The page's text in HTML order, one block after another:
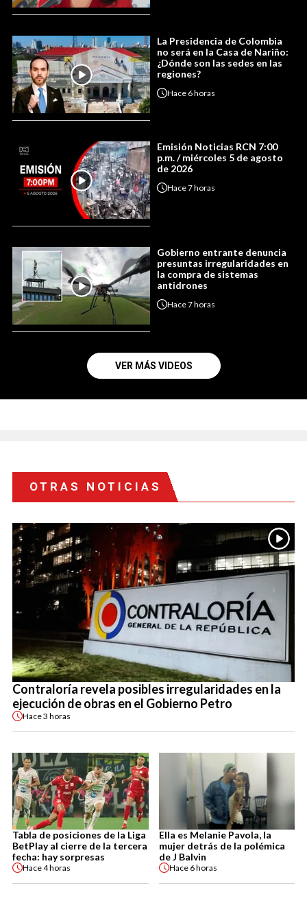
La Presidencia de Colombia
no será en la Casa de Nariño:
¿Dónde son las sedes en las
regiones?
Hace 6 horas
Emisión Noticias RCN 7:00
p.m. / miércoles 5 de agosto
de 2026
Hace7 horas
Gobierno entrante denuncia
presuntas irregularidades en
la compra de sistemas
antidrones
Hace7 horas
VER MÁS VIDEOS
OTRAS NOTICIAS
Contraloría revela posibles irregularidades en la
ejecución de obras en el Gobierno Petro
Hace3 horas
Tabla de posiciones de la Liga
BetPlay al cierre de la tercera
fecha: hay sorpresas
Hace4 horas
Ella es Melanie Pavola, la
mujer detrás de la polémica
de J Balvin
Hace 6 horas